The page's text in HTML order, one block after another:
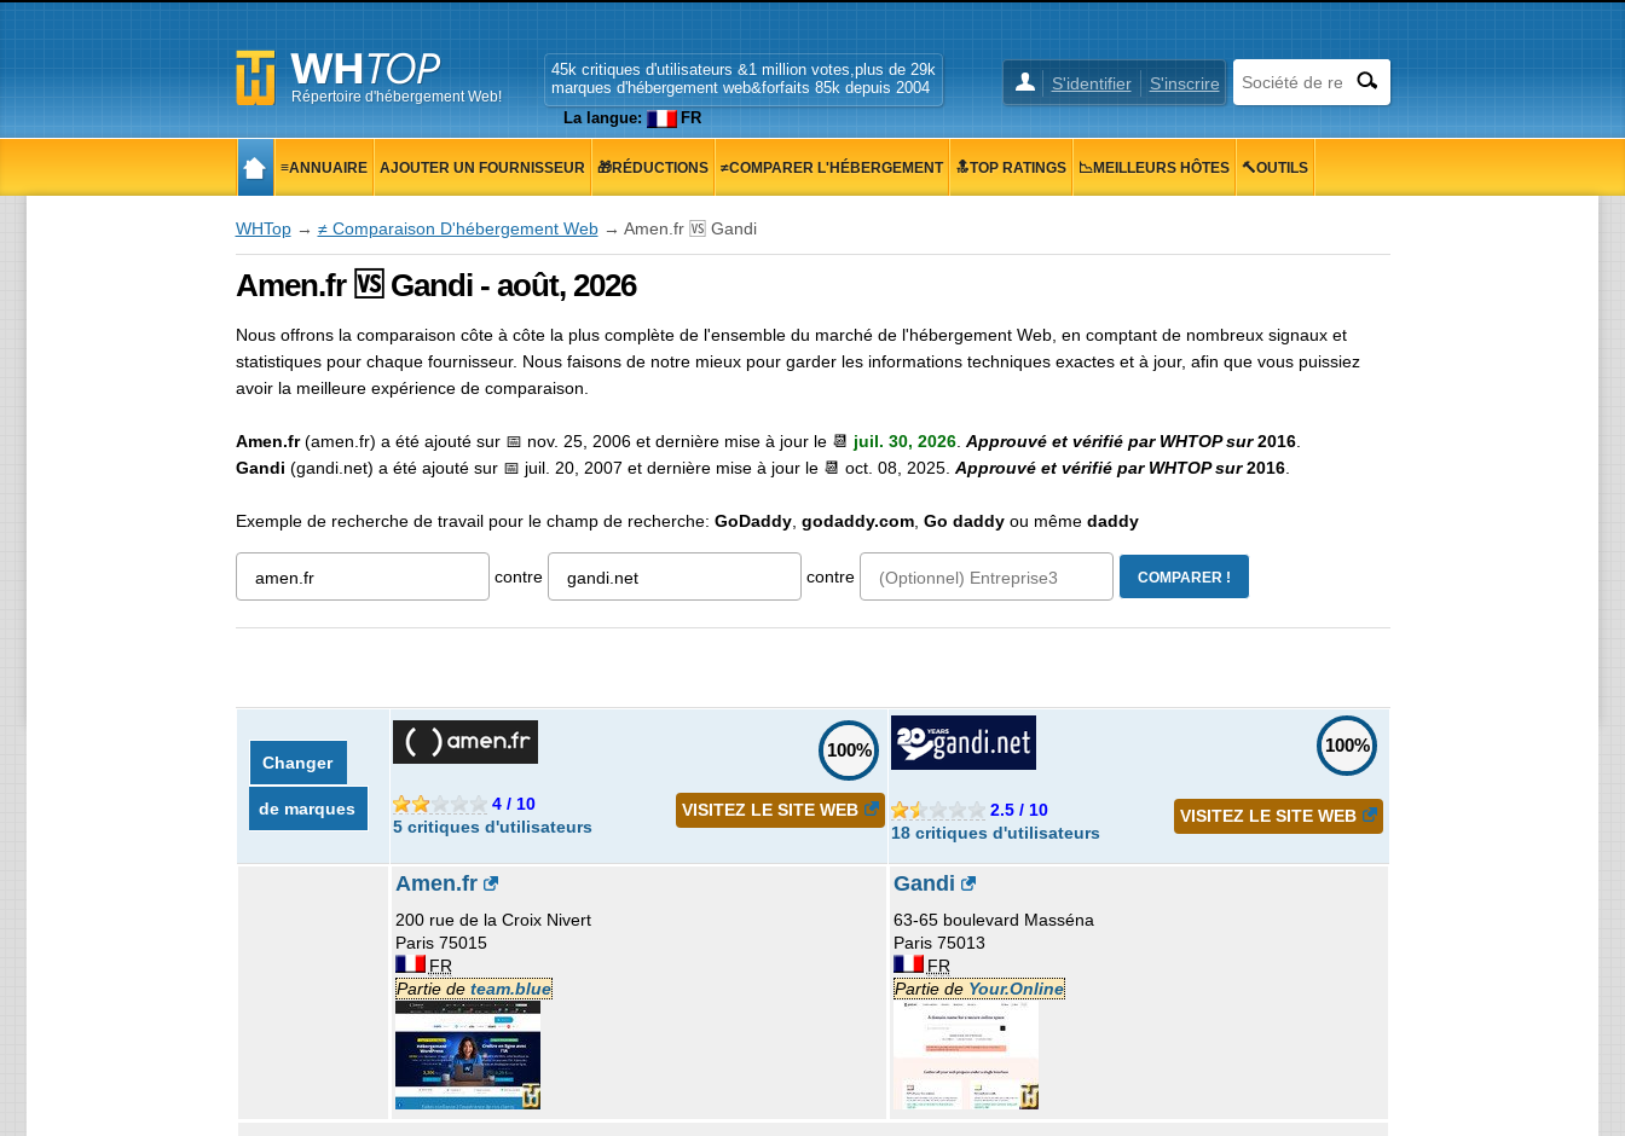
Répertoire d'hébergement Web!
S'identifier S'inscrire
45k critiques d'utilisateurs &1 million votes,plus de 29k
marques d'hébergement web&forfaits 85k depuis 2004
La langue:
FR
≡ANNUAIRE AJOUTER UN FOURNISSEUR 🎁RÉDUCTIONS ≠COMPARER L'HÉBERGEMENT 🔝TOP RATINGS 📉MEILLEURS HÔTES 🔨OUTILS
📋NOUVELLES
WHTop→ ≠ Comparaison D'hébergement Web→ Amen.fr 🆚 Gandi
Amen.fr 🆚 Gandi - août, 2026
Nous offrons la comparaison côte à côte la plus complète de l'ensemble du marché de l'hébergement Web, en comptant de nombreux signaux et
statistiques pour chaque fournisseur. Nous faisons de notre mieux pour garder les informations techniques exactes et à jour, afin que vous puissiez
avoir la meilleure expérience de comparaison.
Amen.fr(amen.fr) a été ajouté sur 📅 nov. 25, 2006et dernière mise à jour le 📆 juil. 30, 2026. Approuvé et vérifié par WHTOP sur 2016.
Gandi (gandi.net) a été ajouté sur 📅 juil. 20, 2007 et dernière mise à jour le 📆 oct. 08, 2025. Approuvé et vérifié par WHTOP sur 2016.
Exemple de recherche de travail pour le champ de recherche: GoDaddy, godaddy.com, Go daddyou même daddy
contre contre
Changer
de marques
100%
4 / 10
VISITEZ LE SITE WEB
5 critiques d'utilisateurs
100%
2.5 / 10
VISITEZ LE SITE WEB
18 critiques d'utilisateurs
Amen.fr
200 rue de la Croix Nivert
Paris 75015
FR
Partie de team.blue
Gandi
63-65 boulevard Masséna
Paris 75013
FR
Partie de Your.Online